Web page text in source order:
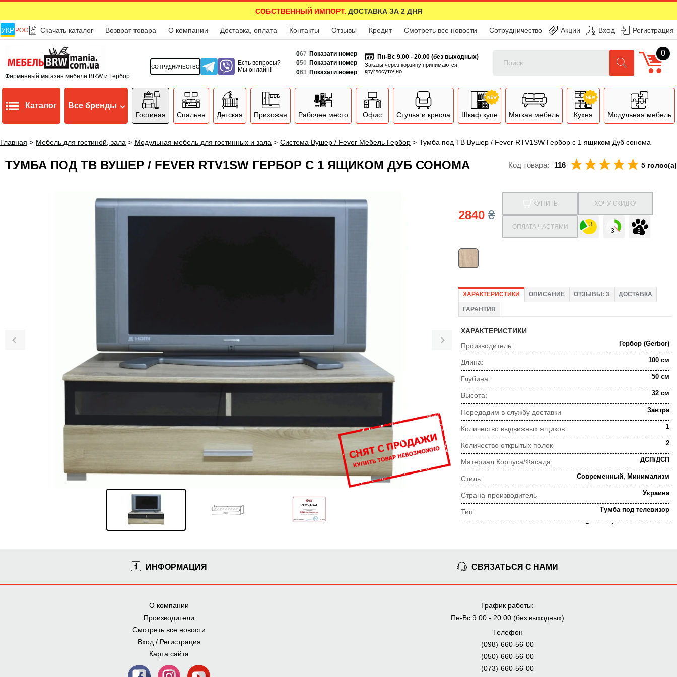
СОБСТВЕННЫЙ ИМПОРТ. ДОСТАВКА ЗА 2 ДНЯ
УКР РОС Скачать каталог Возврат товара О компании Доставка, оплата Контакты Отзывы Кредит Смотреть все новости Сотрудничество Акции Вход Регистрация
Фирменный магазин мебели BRW и Гербор
СОТРУДНИЧЕСТВО
Есть вопросы?
Мы онлайн!
067 Показати номер
050 Показати номер
063 Показати номер
Пн-Вс 9.00 - 20.00 (без выходных)
Заказы через корзину принимаются
круглосуточно
0
Каталог Все бренды
Гостиная Спальня Детская Прихожая Рабочее место Офис Стулья и кресла Шкаф купе Мягкая мебель Кухня Модульная мебель
Главная > Мебель для гостиной, зала > Модульная мебель для гостинных и зала > Система Вушер / Fever Мебель Гербор > Тумба под ТВ Вушер / Fever RTV1SW Гербор с 1 ящиком Дуб сонома
ТУМБА ПОД ТВ ВУШЕР / FEVER RTV1SW ГЕРБОР С 1 ЯЩИКОМ ДУБ СОНОМА Код товара: 116 5 голос(а)
2840₴
КУПИТЬ ХОЧУ СКИДКУ
ОПЛАТА ЧАСТЯМИ
ХАРАКТЕРИСТИКИ ОПИСАНИЕ ОТЗЫВЫ: 3 ДОСТАВКА
ГАРАНТИЯ
ХАРАКТЕРИСТИКИ
Производитель:
Гербор (Gerbor)
Длина: 100 см
Глубина: 50 см
Высота: 32 см
Передадим в службу доставки Завтра
Количество выдвижных ящиков 1
Количество открытых полок 2
Материал Корпуса/Фасада ДСП/ДСП
Стиль Современный, Минимализм
Страна-производитель Украина
Тип Тумба под телевизор
Ролик, фирменные петли
ПОРЯДОК ВЫПОЛНЕНИЯ ЗАКАЗА
Предварительная
консультация
Согласование заказа
ИНФОРМАЦИЯ
О компании
Производители
Смотреть все новости
Вход / Регистрация
Карта сайта
СВЯЗАТЬСЯ С НАМИ
График работы:
Пн-Вс 9.00 - 20.00 (без выходных)
Телефон
(098)-660-56-00
(050)-660-56-00
(073)-660-56-00